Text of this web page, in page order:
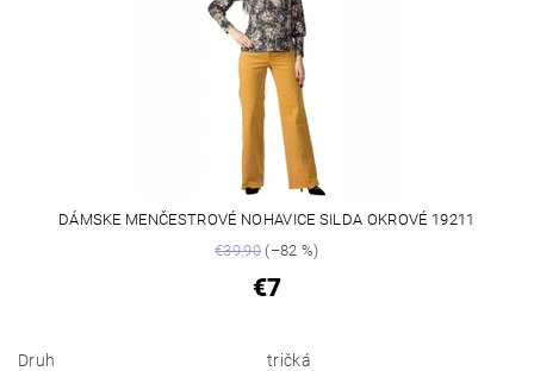
DÁMSKE MENČESTROVÉ NOHAVICE SILDA OKROVÉ 19211
€39,90(–82 %)
€7
Druh
tričká